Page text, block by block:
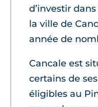
d’investir
la ville de
année de
Cancale est
certains de
éligibles au